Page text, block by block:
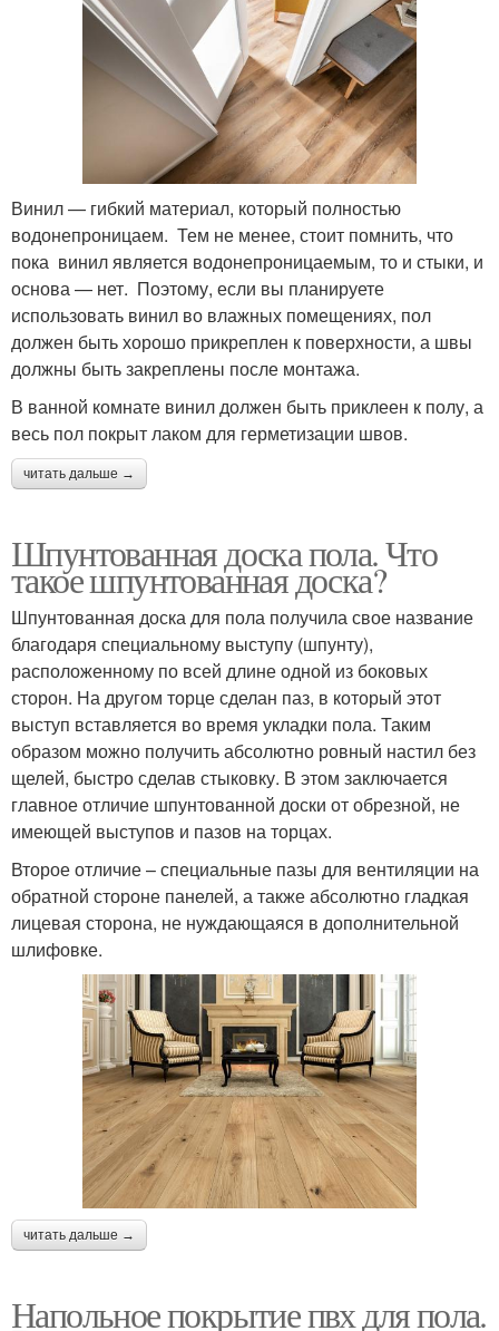
Винил — гибкий материал, который полностью
водонепроницаем. Тем не менее, стоит помнить, что
пока винил является водонепроницаемым, то и стыки, и
основа — нет. Поэтому, если вы планируете
использовать винил во влажных помещениях, пол
должен быть хорошо прикреплен к поверхности, а швы
должны быть закреплены после монтажа.
В ванной комнате винил должен быть приклеен к полу, а
весь пол покрыт лаком для герметизации швов.
читать дальше →
Шпунтованная доска пола. Что
такое шпунтованная доска?
Шпунтованная доска для пола получила свое название
благодаря специальному выступу (шпунту),
расположенному по всей длине одной из боковых
сторон. На другом торце сделан паз, в который этот
выступ вставляется во время укладки пола. Таким
образом можно получить абсолютно ровный настил без
щелей, быстро сделав стыковку. В этом заключается
главное отличие шпунтованной доски от обрезной, не
имеющей выступов и пазов на торцах.
Второе отличие – специальные пазы для вентиляции на
обратной стороне панелей, а также абсолютно гладкая
лицевая сторона, не нуждающаяся в дополнительной
шлифовке.
читать дальше →
Напольное покрытие пвх для пола.